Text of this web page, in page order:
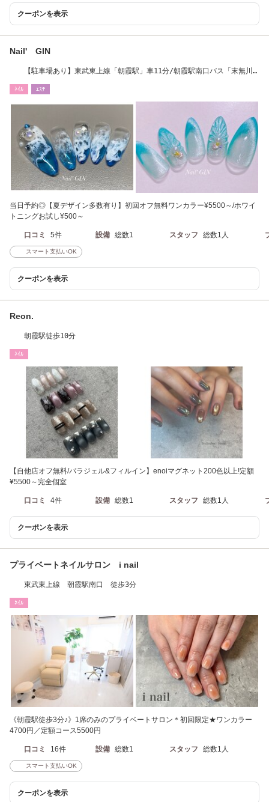
クーポンを表示
Nail' GIN
【駐車場あり】東武東上線「朝霞駅」車11分/朝霞駅南口バス「末無川
ﾈｲﾙ ｴｽﾃ
当日予約◎【夏デザイン多数有り】初回オフ無料ワンカラー¥5500～/ホワイ
トニングお試し¥500～
口コミ 5件 設備 総数1 スタッフ 総数1人
スマート支払いOK
クーポンを表示
Reon.
朝霞駅徒歩10分
ﾈｲﾙ
【自他店オフ無料/パラジェル&フィルイン】enoiマグネット200色以上!定額
¥5500～完全個室
口コミ 4件 設備 総数1 スタッフ 総数1人
クーポンを表示
プライベートネイルサロン i nail
東武東上線 朝霞駅南口 徒歩3分
ﾈｲﾙ
《朝霞駅徒歩3分♪》1席のみのプライベートサロン＊初回限定★ワンカラー
4700円／定額コース5500円
口コミ 16件 設備 総数1 スタッフ 総数1人
スマート支払いOK
クーポンを表示